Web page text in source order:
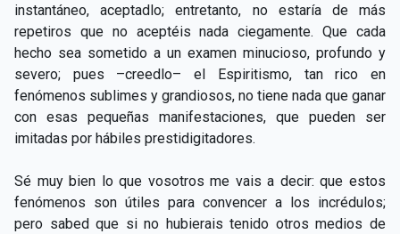
instantáneo, aceptadlo; entretanto, no estaría de más
repetiros que no aceptéis nada ciegamente. Que cada
hecho sea sometido a un examen minucioso, profundo y
severo; pues –creedlo– el Espiritismo, tan rico en
fenómenos sublimes y grandiosos, no tiene nada que ganar
con esas pequeñas manifestaciones, que pueden ser
imitadas por hábiles prestidigitadores.
Sé muy bien lo que vosotros me vais a decir: que estos
fenómenos son útiles para convencer a los incrédulos;
pero sabed que si no hubierais tenido otros medios de